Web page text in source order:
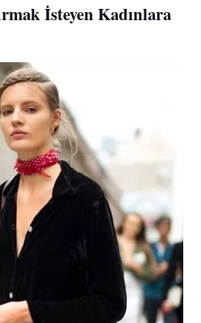
İsteyen Kadınlara